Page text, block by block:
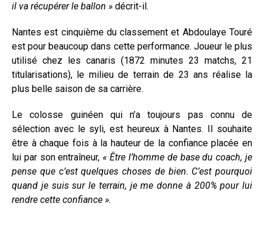
il va récupérer le ballon » décrit-il.
Nantes est cinquième du classement et Abdoulaye Touré
est pour beaucoup dans cette performance. Joueur le plus
utilisé chez les canaris (1872 minutes 23 matchs, 21
titularisations), le milieu de terrain de 23 ans réalise la
plus belle saison de sa carrière.
Le colosse guinéen qui n’a toujours pas connu de
sélection avec le syli, est heureux à Nantes. Il souhaite
être à chaque fois à la hauteur de la confiance placée en
lui par son entraîneur,« Être l’homme de base du coach, je
pense que c’est quelques choses de bien. C’est pourquoi
quand je suis sur le terrain, je me donne à 200% pour lui
rendre cette confiance ».